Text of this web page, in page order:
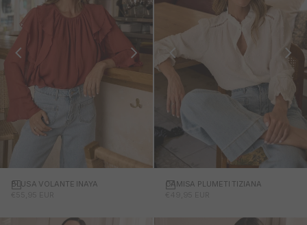
BLUSA VOLANTE INAYA
CAMISA PLUMETI TIZIANA